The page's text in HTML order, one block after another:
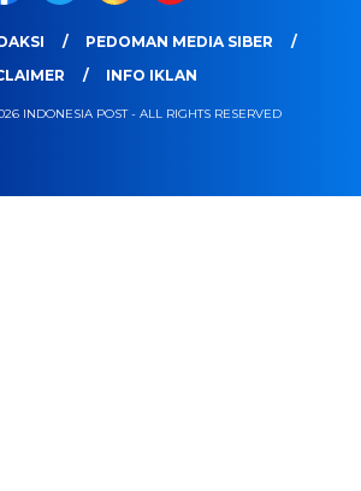
PEDOMAN MEDIA SIBER
INFO IKLAN
INDONESIA POST - ALL RIGHTS RESERVED